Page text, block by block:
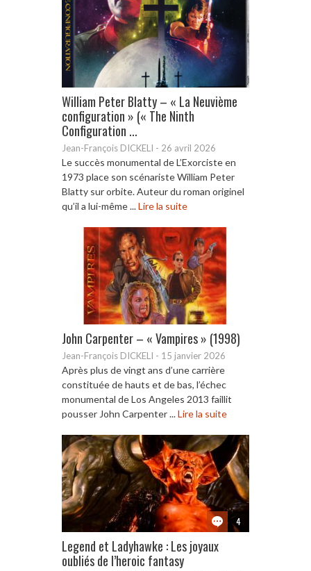
William Peter Blatty – « La Neuvième
configuration » (« The Ninth
Configuration ...
Jean-François DICKELI - 26 avril 2026
Le succès monumental de L’Exorciste en
1973 place son scénariste William Peter
Blatty sur orbite. Auteur du roman originel
qu’il a lui-même ...Lire la suite
John Carpenter – « Vampires » (1998)
Jean-François DICKELI - 15 janvier 2026
Après plus de vingt ans d’une carrière
constituée de hauts et de bas, l’échec
monumental de Los Angeles 2013 faillit
pousser John Carpenter ...Lire la suite
4
Legend et Ladyhawke : Les joyaux
oubliés de l’heroic fantasy